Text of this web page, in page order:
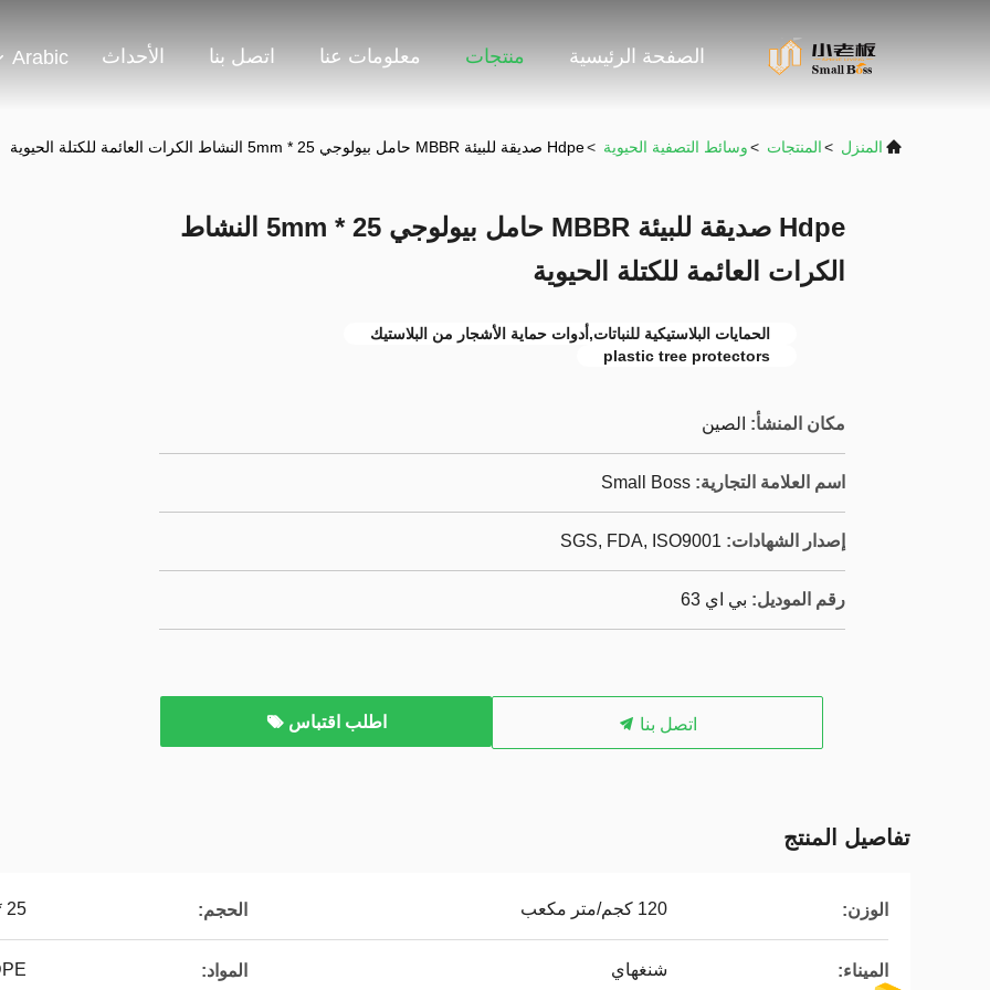
الصفحة الرئيسية منتجات معلومات عنا اتصل بنا الأحداث Arabic
المنزل >المنتجات >وسائط التصفية الحيوية >Hdpe صديقة للبيئة MBBR حامل بيولوجي 25 * 5mm النشاط الكرات العائمة للكتلة الحيوية
Hdpe صديقة للبيئة MBBR حامل بيولوجي 25 * 5mm النشاط
الكرات العائمة للكتلة الحيوية
الحمايات البلاستيكية للنباتات,أدوات حماية الأشجار من البلاستيك
plastic tree protectors
مكان المنشأ: الصين
اسم العلامة التجارية: Small Boss
إصدار الشهادات: SGS, FDA, ISO9001
رقم الموديل: بي اي 63
اتصل بنا اطلب اقتباس
تفاصيل المنتج
الوزن: 120 كجم/متر مكعب الحجم: 25 * 4 مم
الميناء: شنغهاي المواد: